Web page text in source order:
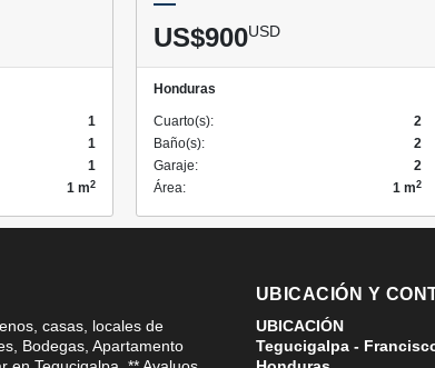
1
1
1
1 m2
US$900USD
Honduras
Cuarto(s):
2
Baño(s):
2
Garaje:
2
Área:
1 m2
casas, locales de
Bodegas, Apartamento
UBICACIÓN Y
UBICACIÓN
Tegucigalpa -